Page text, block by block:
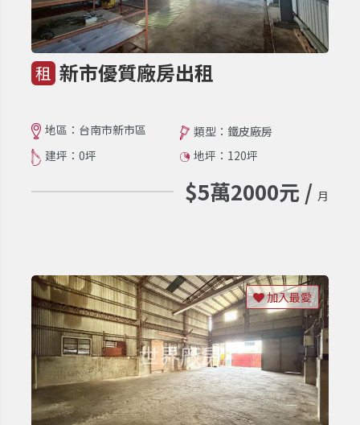
租 新市優質廠房出租
地區：台南市新市區
類型：鐵皮廠房
建坪：0坪
地坪：120坪
$5萬2000元 / 月
加入最愛